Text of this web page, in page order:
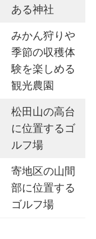
ある神社
みかん狩りや
季節の収穫体
験を楽しめる
観光農園
松田山の高台
に位置するゴ
ルフ場
寄地区の山間
部に位置する
ゴルフ場